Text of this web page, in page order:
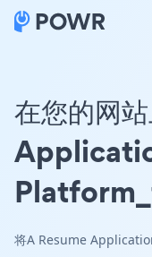
在您的网
将A Resume